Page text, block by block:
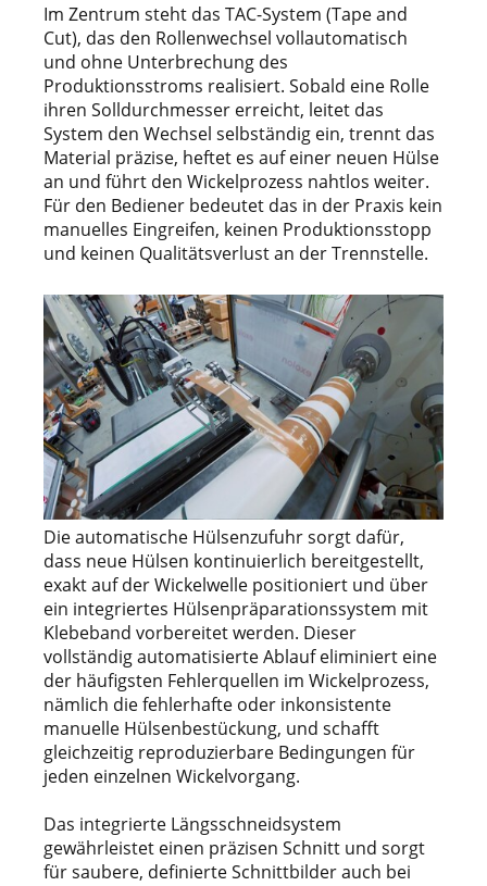
Im Zentrum steht das TAC-System (Tape and
Cut), das den Rollenwechsel vollautomatisch
und ohne Unterbrechung des
Produktionsstroms realisiert. Sobald eine Rolle
ihren Solldurchmesser erreicht, leitet das
System den Wechsel selbständig ein, trennt das
Material präzise, heftet es auf einer neuen Hülse
an und führt den Wickelprozess nahtlos weiter.
Für den Bediener bedeutet das in der Praxis kein
manuelles Eingreifen, keinen Produktionsstopp
und keinen Qualitätsverlust an der Trennstelle.
Die automatische Hülsenzufuhr sorgt dafür,
dass neue Hülsen kontinuierlich bereitgestellt,
exakt auf der Wickelwelle positioniert und über
ein integriertes Hülsenpräparationssystem mit
Klebeband vorbereitet werden. Dieser
vollständig automatisierte Ablauf eliminiert eine
der häufigsten Fehlerquellen im Wickelprozess,
nämlich die fehlerhafte oder inkonsistente
manuelle Hülsenbestückung, und schafft
gleichzeitig reproduzierbare Bedingungen für
jeden einzelnen Wickelvorgang.
Das integrierte Längsschneidsystem
gewährleistet einen präzisen Schnitt und sorgt
für saubere, definierte Schnittbilder auch bei